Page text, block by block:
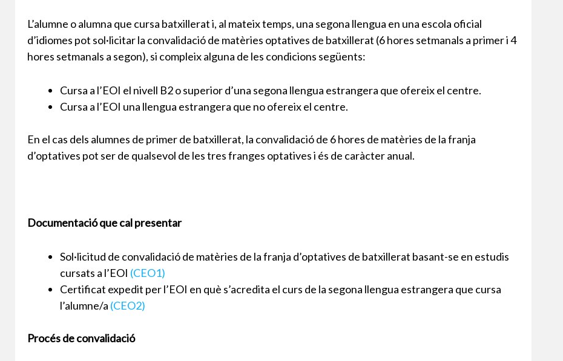
L’alumne o alumna que cursa batxillerat i, al mateix temps, una segona llengua en una escola oficial
d’idiomes pot sol·licitar la convalidació de matèries optatives de batxillerat (6 hores setmanals a primer i 4
hores setmanals a segon), si compleix alguna de les condicions següents:
Cursa a l’EOI el nivell B2 o superior d’una segona llengua estrangera que ofereix el centre.
Cursa a l’EOI una llengua estrangera que no ofereix el centre.
En el cas dels alumnes de primer de batxillerat, la convalidació de 6 hores de matèries de la franja
d’optatives pot ser de qualsevol de les tres franges optatives i és de caràcter anual.
Documentació que cal presentar
Sol·licitud de convalidació de matèries de la franja d’optatives de batxillerat basant-se en estudis
cursats a l’EOI (CEO1)
Certificat expedit per l’EOI en què s’acredita el curs de la segona llengua estrangera que cursa
l’alumne/a (CEO2)
Procés de convalidació